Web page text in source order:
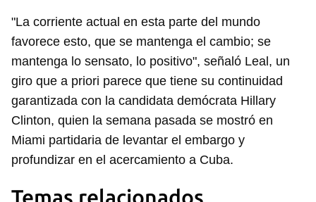
"La corriente actual en esta parte del mundo
favorece esto, que se mantenga el cambio; se
mantenga lo sensato, lo positivo", señaló Leal, un
giro que a priori parece que tiene su continuidad
garantizada con la candidata demócrata Hillary
Clinton, quien la semana pasada se mostró en
Miami partidaria de levantar el embargo y
profundizar en el acercamiento a Cuba.
Temas relacionados